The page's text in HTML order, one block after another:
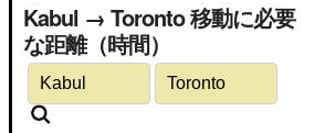
Kabul → Toronto 移動に必要
な距離（時間）